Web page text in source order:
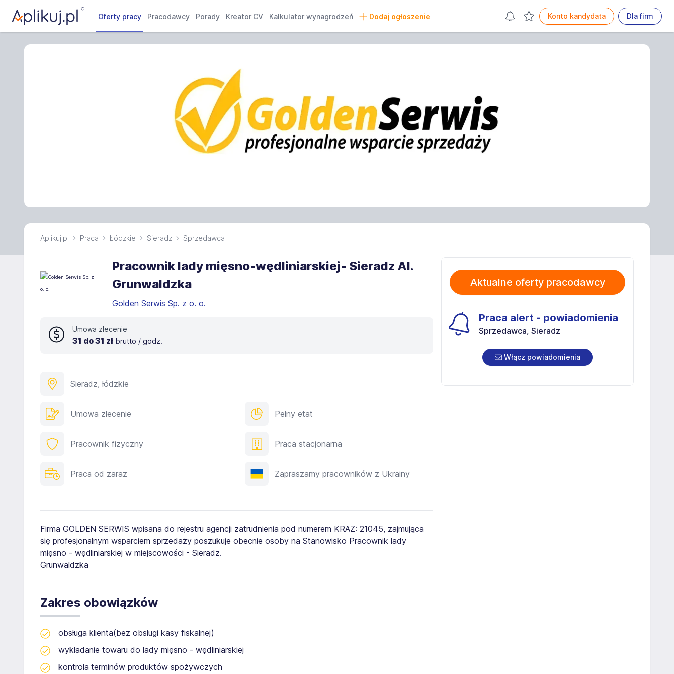
Oferty pracy Pracodawcy Porady Kreator CV Kalkulator wynagrodzeń Dodaj ogłoszenie Konto kandydata Dla firm
Aplikuj.pl Praca Łódzkie Sieradz Sprzedawca
Pracownik lady mięsno-wędliniarskiej- Sieradz Al.
Grunwaldzka
Golden Serwis Sp. z o. o.
Umowa zlecenie
31 do 31 zł brutto / godz.
Sieradz, łódzkie
Umowa zlecenie Pełny etat
Pracownik fizyczny Praca stacjonarna
Praca od zaraz Zapraszamy pracowników z Ukrainy
Firma GOLDEN SERWIS wpisana do rejestru agencji zatrudnienia pod numerem KRAZ: 21045, zajmująca
się profesjonalnym wsparciem sprzedaży poszukuje obecnie osoby na Stanowisko Pracownik lady
mięsno - wędliniarskiej w miejscowości - Sieradz.
Grunwaldzka
Zakres obowiązków
obsługa klienta(bez obsługi kasy fiskalnej)
wykładanie towaru do lady mięsno - wędliniarskiej
kontrola terminów produktów spożywczych
Aktualne oferty pracodawcy
Praca alert - powiadomienia
Sprzedawca, Sieradz
Włącz powiadomienia